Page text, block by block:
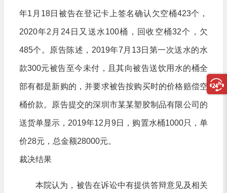
年1月18日被告在登记卡上签名确认欠空桶423个，
2020年2月24日又送水100桶，回收空桶32个，欠
485个。原告陈述，2019年7月13日第一次送水的水
款300元被告至今未付，且其向被告送饮用水的桶全
部有都是新购的，并要求被告按购买时的价格赔偿空
桶价款。原告提交的深圳市某某塑胶制品有限公司的
送货单显示，2019年12月9日，购置水桶1000只，单
价28元，总金额28000元。
裁决结果
本院认为，被告在诉讼中有提供答辩意见及相关